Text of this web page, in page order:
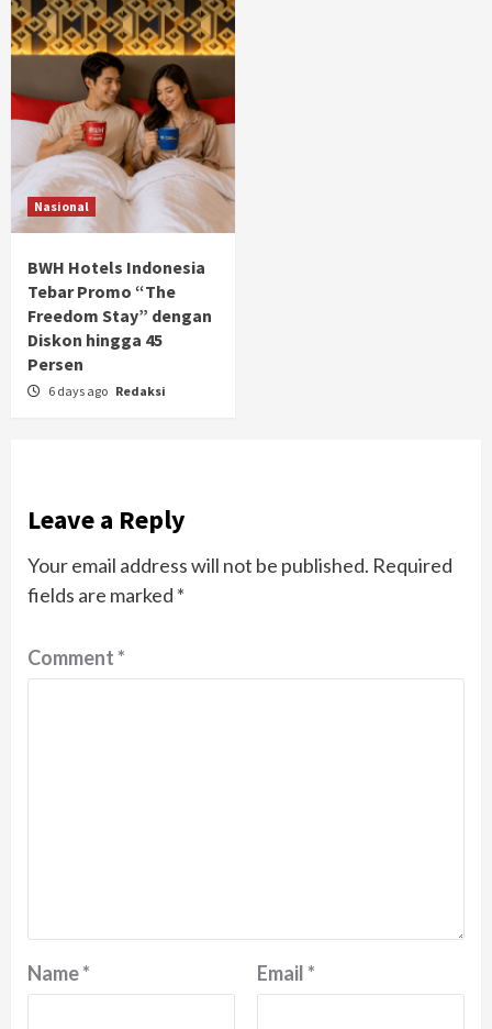
Nasional
BWH Hotels Indonesia
Tebar Promo “The
Freedom Stay” dengan
Diskon hingga 45
Persen
6 days ago Redaksi
Leave a Reply
Your email address will not be published. Required
fields are marked *
Comment*
Name* Email*